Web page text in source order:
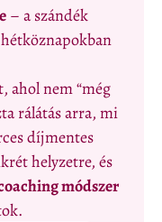
– a szándék
ahol nem “még
rálátás arra, mi
díjmentes
helyzetre, és
módszer